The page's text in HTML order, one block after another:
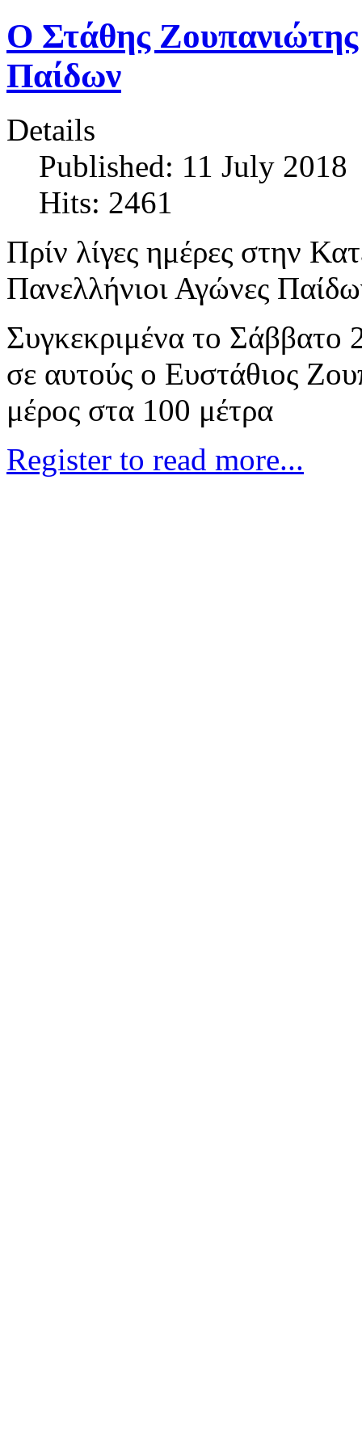
Ο Στάθης Ζουπανιώτης
Παίδων
Details
Published: 11 July 2018
Hits: 2461
Πρίν λίγες ημέρες στην
Πανελλήνιοι Αγώνες
Συγκεκριμένα το Σάββατο
σε αυτούς ο Ευστάθιος
μέρος στα 100 μέτρα
Register to read more...